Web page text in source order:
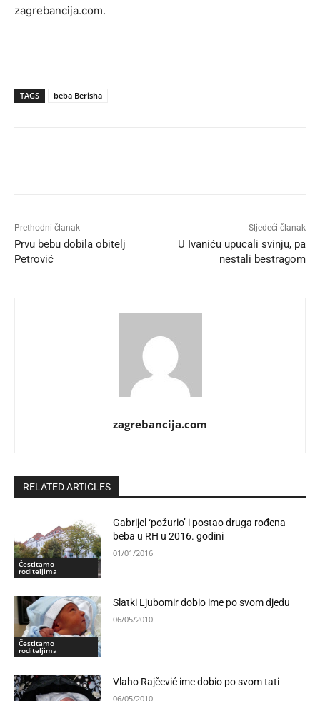
zagrebancija.com.
TAGS beba Berisha
Prethodni članak
Prvu bebu dobila obitelj
Petrović
Sljedeći članak
U Ivaniću upucali svinju, pa
nestali bestragom
zagrebancija.com
RELATED ARTICLES
Čestitamo
roditeljima
Gabrijel ‘požurio’ i postao druga rođena
beba u RH u 2016. godini
01/01/2016
Čestitamo
roditeljima
Slatki Ljubomir dobio ime po svom djedu
06/05/2010
Vlaho Rajčević ime dobio po svom tati
06/05/2010